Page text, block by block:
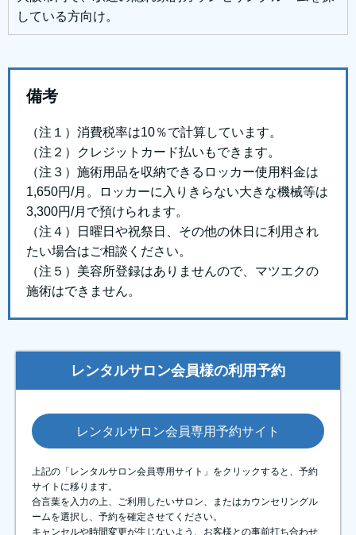
している方向け。
備考
（注１）消費税率は10％で計算しています。
（注２）クレジットカード払いもできます。
（注３）施術用品を収納できるロッカー使用料金は
1,650円/月。ロッカーに入りきらない大きな機械等は
3,300円/月で預けられます。
（注４）日曜日や祝祭日、その他の休日に利用され
たい場合はご相談ください。
（注５）美容所登録はありませんので、マツエクの
施術はできません。
レンタルサロン会員様の利用予約
レンタルサロン会員専用予約サイト
上記の「レンタルサロン会員専用サイト」をクリックすると、予約
サイトに移ります。
合言葉を入力の上、ご利用したいサロン、またはカウンセリングル
ームを選択し、予約を確定させてください。
キャンセルや時間変更が生じないよう、お客様との事前打ち合わせ